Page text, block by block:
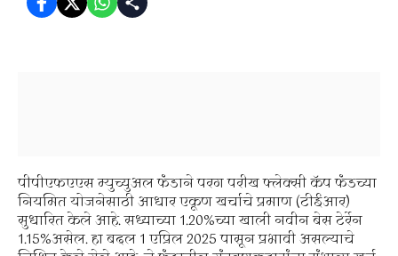
पीपीएफएएस म्युच्युअल फंडाने परग परीख फ्लेक्सी कॅप फंडच्या
नियमित योजनेसाठी आधार एकूण खर्चाचे प्रमाण (टीईआर)
सुधारित केले आहे. सध्याच्या 1.20%च्या खाली नवीन बेस टेर्रेन
1.15%असेल. हा बदल 1 एप्रिल 2025 पासून प्रभावी असल्याचे